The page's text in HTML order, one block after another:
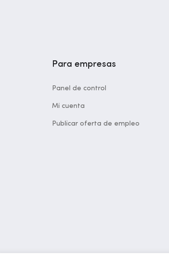
Para empresas
Panel de control
Mi cuenta
Publicar oferta de empleo